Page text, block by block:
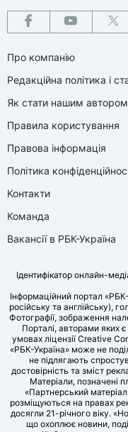
Про компанію
Редакційна політика і
Як стати нашим автором
Правила користування
Правова інформація
Політика
Контакти
Команда
Вакансії в РБК-Україна
Ідентифікатор онлайн-
Інформаційний портал
російську та англійську),
Фотографії, зображення
Порталі, авторами яких
умовах ліцензії Creative
«РБК-Україна» може не
не підлягають
достовірність та зміст
Матеріали, позначені
«Партнерський
розміщуються на правах
досягли 21-річного віку.
що охоплює новини,